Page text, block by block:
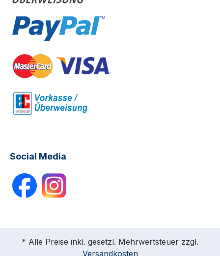
Social Media
* Alle Preise inkl. gesetzl. Mehrwertsteuer zzgl.
Versandkosten